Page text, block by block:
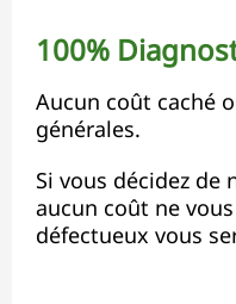
100%
Aucun coût caché
générales.
Si vous décidez de
aucun coût ne
défectueux vous